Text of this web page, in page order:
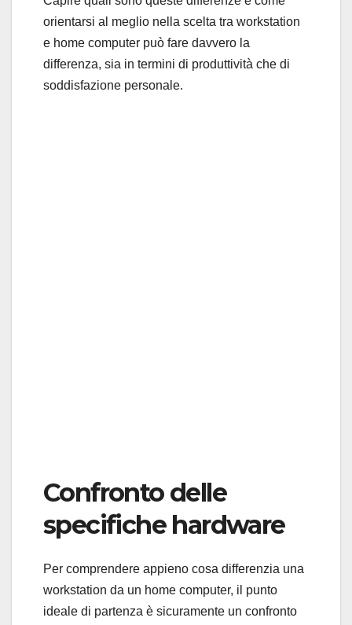
orientarsi al meglio nella scelta tra workstation
e home computer può fare davvero la
differenza, sia in termini di produttività che di
soddisfazione personale.
Confronto delle
specifiche hardware
Per comprendere appieno cosa differenzia una
workstation da un home computer, il punto
ideale di partenza è sicuramente un confronto